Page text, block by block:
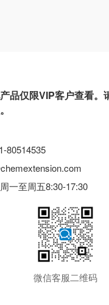
品仅限VIP客户查看。
80514535
一至周五8:30-17:30
微信客服二维码